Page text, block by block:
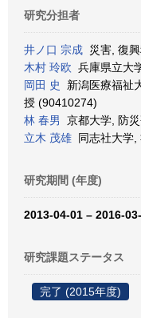
研究分担者
井ノ口 宗成 災害, 復
木村 玲欧 兵庫県立大
岡田 史
新潟医療福祉
授 (90410274)
林 春男
京都大学, 防
立木 茂雄 同志社大学,
研究期間 (年度)
2013-04-01 – 2016-
研究課題ステータス
完了 (2015年度)